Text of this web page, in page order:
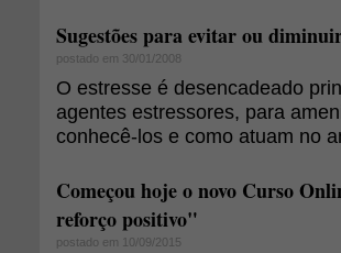
Sugestões para evitar ou
postado em 30/01/2008
O estresse é desencadeado
agentes estressores, para
conhecê-los e como atuam no
Começou hoje o novo Curso
reforço positivo"
postado em 10/09/2015